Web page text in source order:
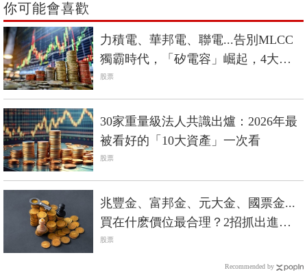
你可能會喜歡
力積電、華邦電、聯電...告別MLCC
獨霸時代，「矽電容」崛起，4大台
廠搶先機
股票
30家重量級法人共識出爐：2026年最
被看好的「10大資產」一次看
股票
兆豐金、富邦金、元大金、國票金...
買在什麽價位最合理？2招抓出進場
甜美價
股票
Recommended by